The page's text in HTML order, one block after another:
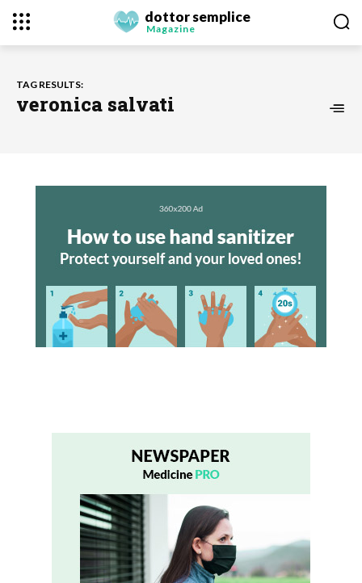
dottor semplice
Magazine
TAG RESULTS:
veronica salvati